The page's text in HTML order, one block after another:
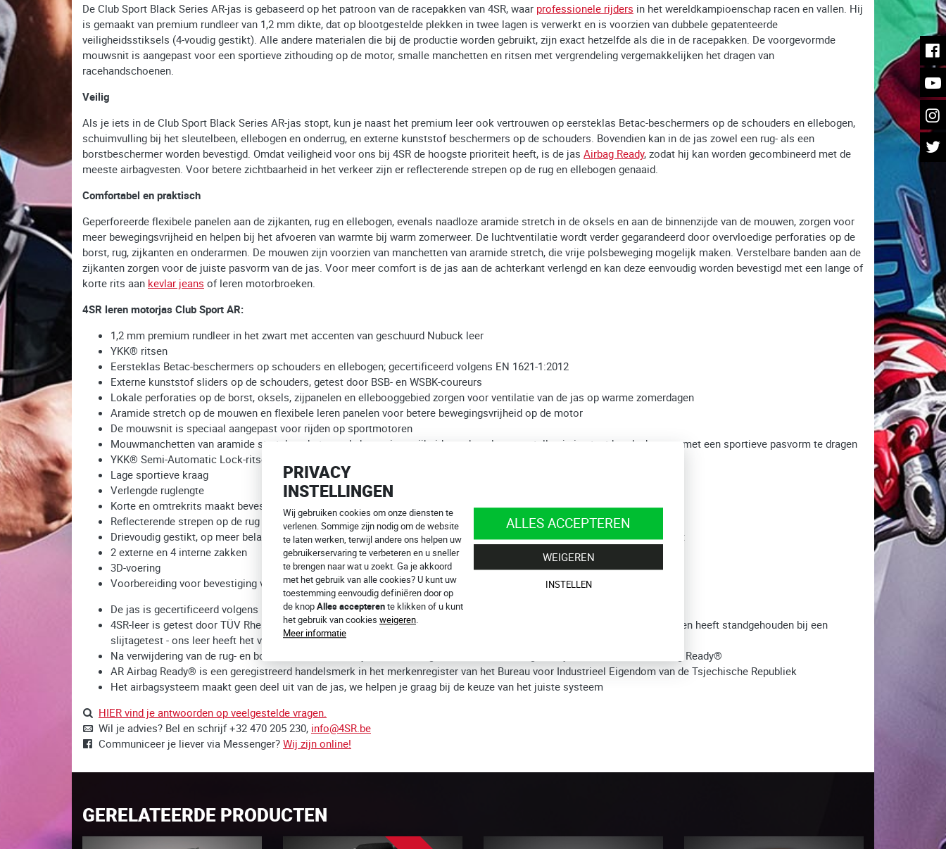
PRIVACY
INSTELLINGEN
Wij gebruiken cookies om onze diensten te
verlenen. Sommige zijn nodig om de website
te laten werken, terwijl andere ons helpen uw
gebruikerservaring te verbeteren en u sneller
te brengen naar wat u zoekt. Ga je akkoord
met het gebruik van alle cookies? U kunt uw
toestemming eenvoudig definiëren door op
de knopAlles accepterente klikken of u kunt
het gebruik van cookies weigeren.
Meer informatie
ALLES ACCEPTEREN
WEIGEREN
INSTELLEN
De Club Sport Black Series AR-jas is gebaseerd op het patroon van de racepakken van 4SR, waar professionele rijders in het wereldkampioenschap racen en vallen. Hij
is gemaakt van premium rundleer van 1,2 mm dikte, dat op blootgestelde plekken in twee lagen is verwerkt en is voorzien van dubbele gepatenteerde
veiligheidsstiksels (4-voudig gestikt). Alle andere materialen die bij de productie worden gebruikt, zijn exact hetzelfde als die in de racepakken. De voorgevormde
mouwsnit is aangepast voor een sportieve zithouding op de motor, smalle manchetten en ritsen met vergrendeling vergemakkelijken het dragen van
racehandschoenen.
Veilig
Als je iets in de Club Sport Black Series AR-jas stopt, kun je naast het premium leer ook vertrouwen op eersteklas Betac-beschermers op de schouders en ellebogen,
schuimvulling bij het sleutelbeen, ellebogen en onderrug, en externe kunststof beschermers op de schouders. Bovendien kan in de jas zowel een rug- als een
borstbeschermer worden bevestigd. Omdat veiligheid voor ons bij 4SR de hoogste prioriteit heeft, is de jas Airbag Ready, zodat hij kan worden gecombineerd met de
meeste airbagvesten. Voor betere zichtbaarheid in het verkeer zijn er reflecterende strepen op de rug en ellebogen genaaid.
Comfortabel en praktisch
Geperforeerde flexibele panelen aan de zijkanten, rug en ellebogen, evenals naadloze aramide stretch in de oksels en aan de binnenzijde van de mouwen, zorgen voor
meer bewegingsvrijheid en helpen bij het afvoeren van warmte bij warm zomerweer. De luchtventilatie wordt verder gegarandeerd door overvloedige perforaties op de
borst, rug, zijkanten en onderarmen. De mouwen zijn voorzien van manchetten van aramide stretch, die vrije polsbeweging mogelijk maken. Verstelbare banden aan de
zijkanten zorgen voor de juiste pasvorm van de jas. Voor meer comfort is de jas aan de achterkant verlengd en kan deze eenvoudig worden bevestigd met een lange of
korte rits aan kevlar jeans of leren motorbroeken.
4SR leren motorjas Club Sport AR:
1,2 mm premium rundleer in het zwart met accenten van geschuurd Nubuck leer
YKK® ritsen
Eersteklas Betac-beschermers op schouders en ellebogen; gecertificeerd volgens EN 1621-1:2012
Externe kunststof sliders op de schouders, getest door BSB- en WSBK-coureurs
Lokale perforaties op de borst, oksels, zijpanelen en ellebooggebied zorgen voor ventilatie van de jas op warme zomerdagen
Aramide stretch op de mouwen en flexibele leren panelen voor betere bewegingsvrijheid op de motor
De mouwsnit is speciaal aangepast voor rijden op sportmotoren
Mouwmanchetten van aramide stretch verbeteren de bewegingsvrijheid van de polsen en stellen je in staat handschoenen met een sportieve pasvorm te dragen
YKK® Semi-Automatic Lock-ritsen aan het uiteinde van de mouwen
Lage sportieve kraag
Verlengde ruglengte
Korte en omtrekrits maakt bevestiging van de jas aan Kevlar jeans of leren motorbroeken mogelijk
Reflecterende strepen op de rug en ellebogen voor betere zichtbaarheid op de weg
Drievoudig gestikt, op meer belaste plaatsen is een gepatenteerde dubbele veiligheidssteek 4SR (4-voudig gestikt) gebruikt
2 externe en 4 interne zakken
3D-voering
Voorbereiding voor bevestiging van de rug- en borstbeschermer
De jas is gecertificeerd volgens EN 17092-2 (AAA)
4SR-leer is getest door TÜV Rheinland® certificeringsinstantie volgens de norm EN 13595-2:2002, waarbij het 11,2 seconden heeft standgehouden bij een
slijtagetest - ons leer heeft het veiligheidsniveau 2 gekregen
Na verwijdering van de rug- en borstbeschermer is de jas klaar voor gebruik met een airbagvest - je bent snel klaar - Airbag Ready®
AR Airbag Ready® is een geregistreerd handelsmerk in het merkenregister van het Bureau voor Industrieel Eigendom van de Tsjechische Republiek
Het airbagsysteem maakt geen deel uit van de jas, we helpen je graag bij de keuze van het juiste systeem
HIER vind je antwoorden op veelgestelde vragen.
Wil je advies? Bel en schrijf +32 470 205 230, info@4SR.be
Communiceer je liever via Messenger? Wij zijn online!
GERELATEERDE PRODUCTEN